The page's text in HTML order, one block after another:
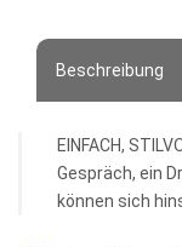
Beschreibung
EINFACH,
Gespräch, ein
können sich